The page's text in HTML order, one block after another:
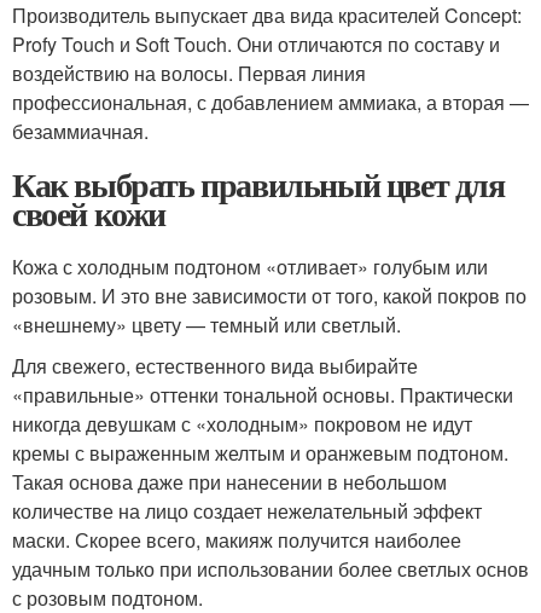
Производитель выпускает два вида красителей Concept:
Profy Touch и Soft Touch. Они отличаются по составу и
воздействию на волосы. Первая линия
профессиональная, с добавлением аммиака, а вторая —
безаммиачная.
Как выбрать правильный цвет для
своей кожи
Кожа с холодным подтоном «отливает» голубым или
розовым. И это вне зависимости от того, какой покров по
«внешнему» цвету — темный или светлый.
Для свежего, естественного вида выбирайте
«правильные» оттенки тональной основы. Практически
никогда девушкам с «холодным» покровом не идут
кремы с выраженным желтым и оранжевым подтоном.
Такая основа даже при нанесении в небольшом
количестве на лицо создает нежелательный эффект
маски. Скорее всего, макияж получится наиболее
удачным только при использовании более светлых основ
с розовым подтоном.